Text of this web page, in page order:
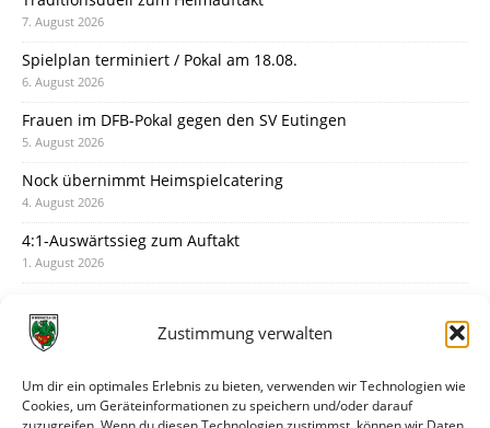
Zustimmung verwalten
Um dir ein optimales Erlebnis zu bieten, verwenden wir Technologien wie
Cookies, um Geräteinformationen zu speichern und/oder darauf
7. August 2026
Spielplan terminiert / Pokal am 18.08.
6. August 2026
Frauen im DFB-Pokal gegen den SV Eutingen
5. August 2026
Nock übernimmt Heimspielcatering
4. August 2026
4:1-Auswärtssieg zum Auftakt
1. August 2026
31. Juli 2026
30. Juli 2026
Deine Spielminute: 89+1